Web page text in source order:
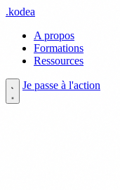
.kodea
A propos
Formations
Ressources
Je passe à l'action